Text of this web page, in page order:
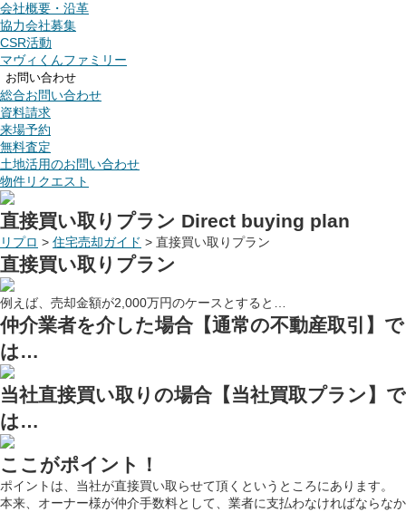
会社概要・沿革
協力会社募集
CSR活動
マヴィくんファミリー
お問い合わせ
総合お問い合わせ
資料請求
来場予約
無料査定
土地活用のお問い合わせ
物件リクエスト
直接買い取りプラン Direct buying plan
リプロ > 住宅売却ガイド > 直接買い取りプラン
直接買い取りプラン
例えば、売却金額が2,000万円のケースとすると…
仲介業者を介した場合【通常の不動産取引】で
は…
当社直接買い取りの場合【当社買取プラン】で
は…
ここがポイント！
ポイントは、当社が直接買い取らせて頂くというところにあります。
本来、オーナー様が仲介手数料として、業者に支払わなければならなか